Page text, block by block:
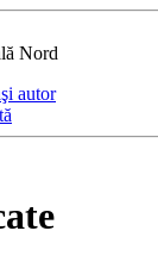
Nord
autor